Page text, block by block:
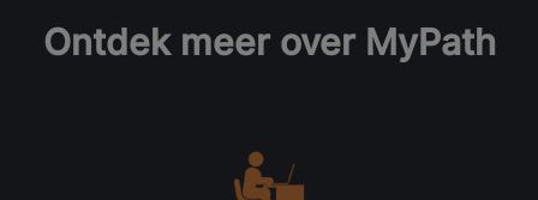
Ontdek meer over MyPath